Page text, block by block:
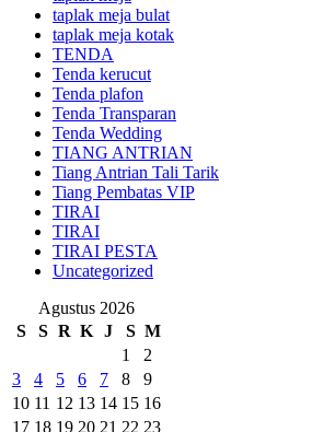
taplak meja bulat
taplak meja kotak
TENDA
Tenda kerucut
Tenda plafon
Tenda Transparan
Tenda Wedding
TIANG ANTRIAN
Tiang Antrian Tali Tarik
Tiang Pembatas VIP
TIRAI
TIRAI
TIRAI PESTA
Uncategorized
Agustus 2026
S
S R K J S M
1
2
3
4 5 6 7 8
9
10 11 12 13 14 15 16
17 18 19 20 21 22 23